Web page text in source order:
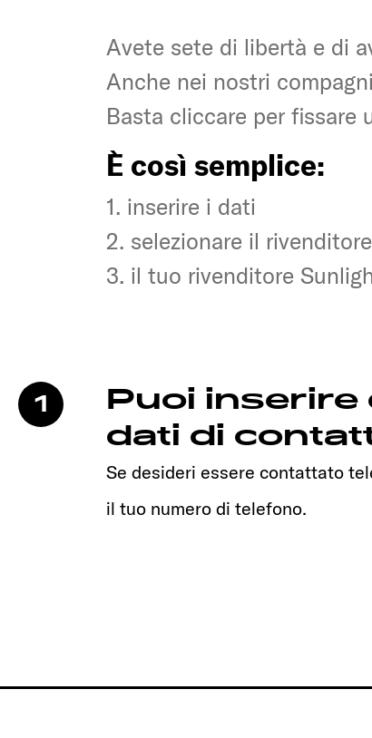
Avete sete di libertà e di
Anche nei nostri
Basta cliccare per fissare
È così semplice:
1. inserire i dati
2. selezionare il
3. il tuo rivenditore
Avete sete di libertà e di
Anche nei nostri
Basta cliccare per fissare
È così semplice:
1. inserire i dati
2. selezionare il
3. il tuo rivenditore
1
Puoi inserire
dati di
Se desideri essere contattato
il tuo numero di telefono.